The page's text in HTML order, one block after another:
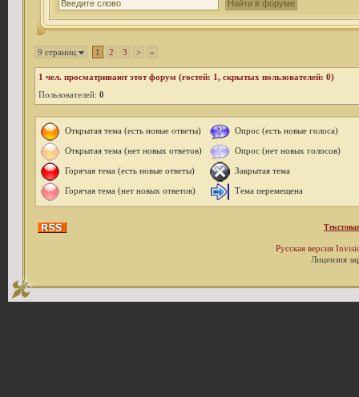
9 страниц 1 2 3 > »
1 чел. просматривают этот форум (гостей: 1, скрытых пользователей: 0)
Пользователей: 0
Открытая тема (есть новые ответы)
Открытая тема (нет новых ответов)
Горячая тема (есть новые ответы)
Горячая тема (нет новых ответов)
Опрос (есть новые голоса)
Опрос (нет новых голосов)
Закрытая тема
Тема перемещена
Русская версия
Лицензия